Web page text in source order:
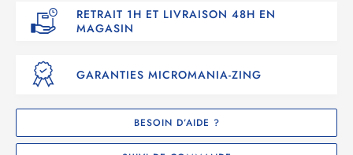
RETRAIT 1H ET LIVRAISON 48H EN
MAGASIN
GARANTIES MICROMANIA-ZING
BESOIN D’AIDE ?